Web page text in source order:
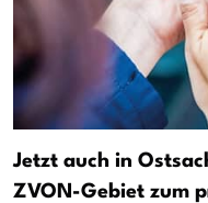
Jetzt auch in
ZVON-Gebiet zum